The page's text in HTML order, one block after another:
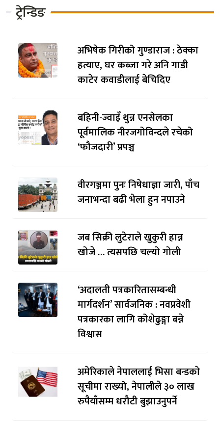
ट्रेन्डिङ
अभिषेक गिरीको गुण्डाराज : ठेक्का
हत्याए, घर कब्जा गरे अनि गाडी
काटेर कवाडीलाई बेचिदिए
बहिनी-ज्वाइँ थुन्न एनसेलका
पूर्वमालिक नीरजगोविन्दले रचेको
‘फौजदारी’ प्रपञ्च
वीरगञ्जमा पुनः निषेधाज्ञा जारी, पाँच
जनाभन्दा बढी भेला हुन नपाउने
जब सिक्री लुटेराले खुकुरी हान्न
खोजे … त्यसपछि चल्यो गोली
‘अदालती पत्रकारितासम्बन्धी
मार्गदर्शन’ सार्वजनिक : नवप्रवेशी
पत्रकारका लागि कोशेढुङ्गा बन्ने
विश्वास
अमेरिकाले नेपाललाई भिसा बन्डकाे
सूचीमा राख्यो, नेपालीले ३० लाख
रुपैयाँसम्म धरौटी बुझाउनुपर्ने